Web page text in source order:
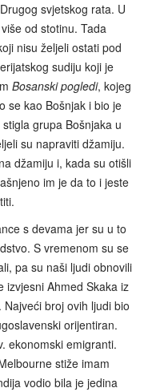
svjetskog rata. U
od stotinu. Tada
nisu željeli ostati pod
sudiju koji je
Bosanski pogledi, kojeg
se kao Bošnjak i bio je
grupa Bošnjaka u
su napraviti džamiju.
džamiju i, kada su otišli
im je da to i jeste
s devama jer su u to
S vremenom su se
pa su naši ljudi obnovili
izvjesni Ahmed Skaka iz
broj ovih ljudi bio
orijentiran.
ekonomski emigranti.
stiže imam
vodio bila je jedina